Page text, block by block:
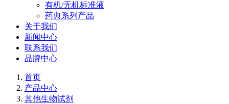
有机/无机标准液
药典系列产品
关于我们
新闻中心
联系我们
品牌中心
首页
产品中心
其他生物试剂